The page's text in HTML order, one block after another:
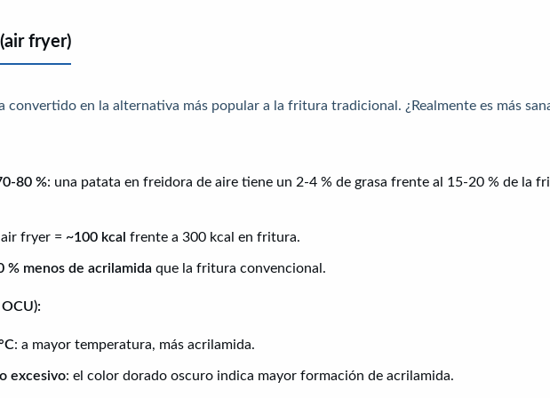
fryer)
convertido en la alternativa más popular a la fritura tradicional. ¿Realmente es más
80 %: una patata en freidora de aire tiene un 2-4 % de grasa frente al 15-20 % de la
fryer = ~100 kcal frente a 300 kcal en fritura.
% menos de acrilamida que la fritura convencional.
: a mayor temperatura, más acrilamida.
excesivo: el color dorado oscuro indica mayor formación de acrilamida.